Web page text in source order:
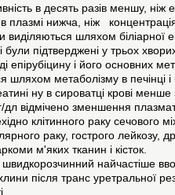
в десять разів меншу,
плазмі нижча, ніж
виділяються шляхом
були підтверджені у трьох
епірубіцину і його основних
шляхом метаболізму в печінці
ну в сироватці крові
дл відмічено зменшення
клітинного раку сечового
раку, гострого лейкозу,
м'яких тканин і кісток.
найчастіше
після транс уретральної